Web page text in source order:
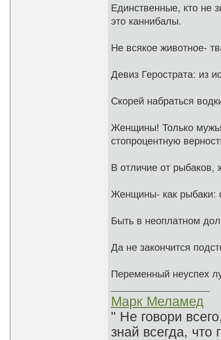
Единственные, кто не
это каннибалы.
Не всякое животное-
Девиз Герострата: из
Скорей набраться
Женщины! Только
стопроцентную
В отличие от
Женщины- как рыбаки:
Быть в неоплатном
Да не закончится
Переменный неуспех
Марк Меламед
" Не говори
знай всегда, что